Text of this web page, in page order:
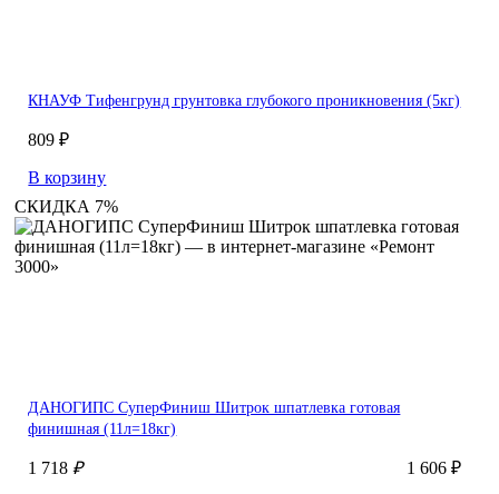
КНАУФ Тифенгрунд грунтовка глубокого проникновения (5кг)
809 ₽
В корзину
СКИДКА 7%
ДАНОГИПС СуперФиниш Шитрок шпатлевка готовая
финишная (11л=18кг)
1 718₽
1 606 ₽